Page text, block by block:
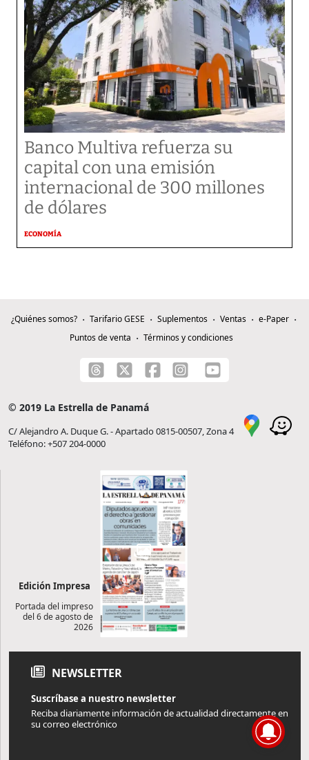
Banco Multiva refuerza su
capital con una emisión
internacional de 300 millones
de dólares
ECONOMÍA
¿Quiénes somos? Tarifario GESE Suplementos Ventas
e-Paper
Puntos de venta
Términos y condiciones
© 2019 La Estrella de Panamá
C/ Alejandro A. Duque G. - Apartado 0815-00507, Zona 4
Teléfono: +507 204-0000
Edición Impresa
Portada del impreso
del 6 de agosto de
2026
NEWSLETTER
Suscríbase a nuestro newsletter
Reciba diariamente información de actualidad directamente en
su correo electrónico